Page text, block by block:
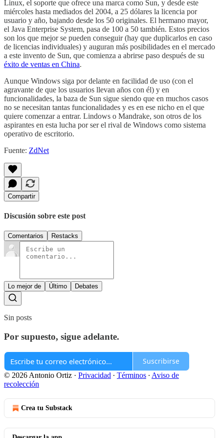
Linux, el soporte que ofrece una marca como Sun, y desde este
miércoles hasta mediados del 2004, a 25 dólares la licencia por
usuario y año, bajando desde los 50 originales. El hermano mayor,
el Java Enterprise System, pasa de 100 a 50 también. Estos precios
son los que mejor se pueden conseguir (hay que duplicarlos en caso
de licencias individuales) y auguran más posibilidades en el mercado
a este invento de Sun, que comienza a abrirse paso después de su
éxito de ventas en China.
Aunque Windows siga por delante en facilidad de uso (con el
agravante de que los usuarios llevan años con él) y en
funcionalidades, la baza de Sun sigue siendo que en muchos casos
no se necesitan tantas funcionalidades y es en ese nicho en el que
quiere comenzar a entrar. Lindows o Mandrake, son otros de los
aspirantes en esta lucha por ser el rival de Windows como sistema
operativo de escritorio.
Fuente: ZdNet
Compartir
Discusión sobre este post
Comentarios Restacks
Lo mejor de Último Debates
Sin posts
Por supuesto, sigue adelante.
Suscribirse
© 2026 Antonio Ortiz · Privacidad ∙ Términos ∙ Aviso de
recolección
Crea tu Substack